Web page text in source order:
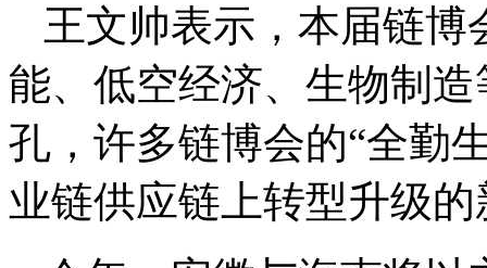
王文帅表示，本届链
能、低空经济、生物制
孔，许多链博会的“全勤
业链供应链上转型升级